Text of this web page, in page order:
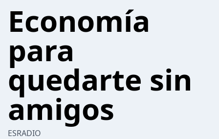
Economía
para
quedarte sin
amigos
ESRADIO